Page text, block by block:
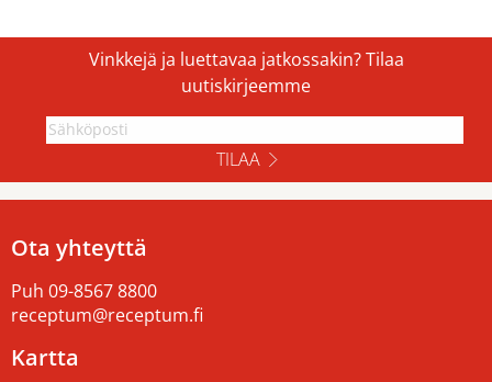
Vinkkejä ja luettavaa jatkossakin? Tilaa
uutiskirjeemme
TILAA
Ota yhteyttä
Puh 09-8567 8800
receptum@receptum.fi
Kartta